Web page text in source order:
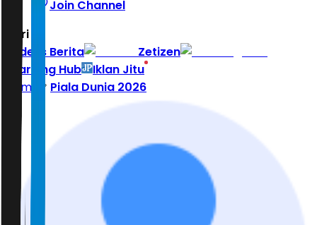
Join Channel
Hari ini
Indeks Berita
Zetizen
Learning Hub
Iklan Jitu
Home
Piala Dunia 2026